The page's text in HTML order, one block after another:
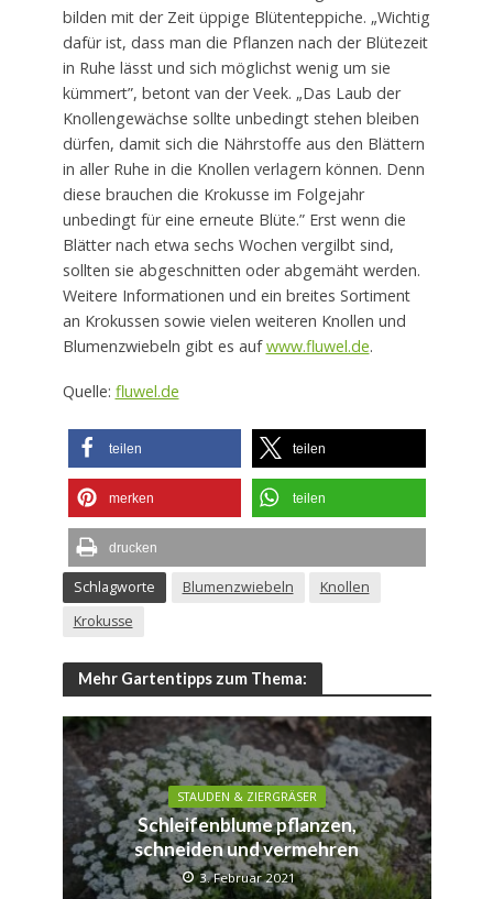
bilden mit der Zeit üppige Blütenteppiche. „Wichtig
dafür ist, dass man die Pflanzen nach der Blütezeit
in Ruhe lässt und sich möglichst wenig um sie
kümmert”, betont van der Veek. „Das Laub der
Knollengewächse sollte unbedingt stehen bleiben
dürfen, damit sich die Nährstoffe aus den Blättern
in aller Ruhe in die Knollen verlagern können. Denn
diese brauchen die Krokusse im Folgejahr
unbedingt für eine erneute Blüte.” Erst wenn die
Blätter nach etwa sechs Wochen vergilbt sind,
sollten sie abgeschnitten oder abgemäht werden.
Weitere Informationen und ein breites Sortiment
an Krokussen sowie vielen weiteren Knollen und
Blumenzwiebeln gibt es aufwww.fluwel.de.
Quelle: fluwel.de
teilen teilen
merken teilen
drucken
Schlagworte Blumenzwiebeln
Knollen
Krokusse
Mehr Gartentipps zum Thema:
STAUDEN & ZIERGRÄSER
Schleifenblume pflanzen,
schneiden und vermehren
3. Februar 2021